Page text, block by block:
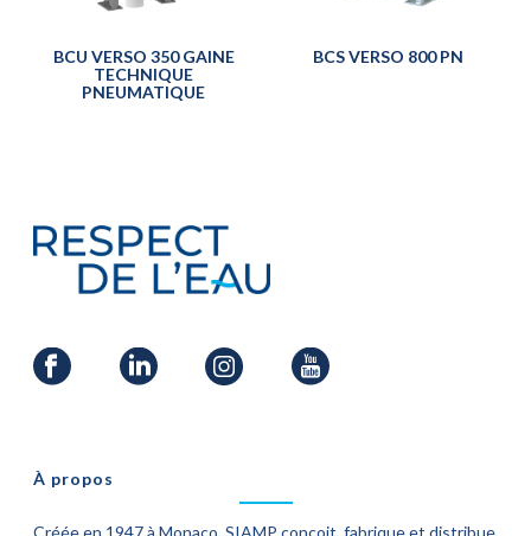
BCU VERSO 350 GAINE
TECHNIQUE
PNEUMATIQUE
BCS VERSO 800 PN
À propos
Créée en 1947 à Monaco, SIAMP conçoit, fabrique et distribue